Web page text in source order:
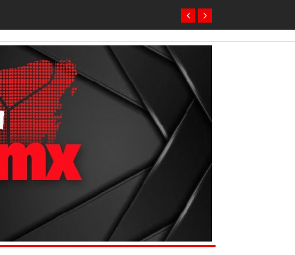
el Senado de la República.